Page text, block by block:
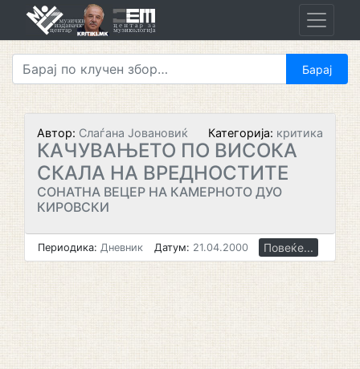
Автор: Слаѓана Јовановиќ Категорија: критика
КАЧУВАЊЕТО ПО ВИСОКА
СКАЛА НА ВРЕДНОСТИТЕ
СОНАТНА ВЕЦЕР НА КАМЕРНОТО ДУО
КИРОВСКИ
Периодика: Дневник Датум: 21.04.2000 Повеќе...